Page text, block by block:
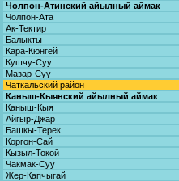
Чолпон-Атинский айылный аймак
Чолпон-Ата
Ак-Тектир
Балыкты
Кара-Кюнгей
Кушчу-Суу
Мазар-Суу
Чаткальский район
Каныш-Кыянский айылный аймак
Каныш-Кыя
Айгыр-Джар
Башкы-Терек
Коргон-Сай
Кызыл-Токой
Чакмак-Суу
Жер-Капчыгай